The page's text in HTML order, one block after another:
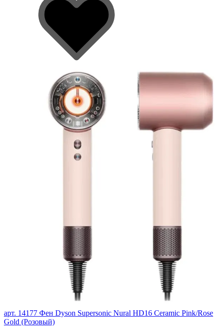
арт. 14177 Фен Dyson Supersonic Nural HD16 Ceramic Pink/Rose
Gold (Розовый)